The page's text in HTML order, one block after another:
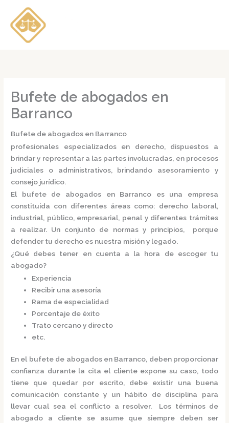
contenido
Bufete de abogados en
Barranco
Bufete de abogados en Barranco
profesionales especializados en derecho, dispuestos a
brindar y representar a las partes involucradas, en procesos
judiciales o administrativos, brindando asesoramiento y
consejo jurídico.
El bufete de abogados en Barranco es una empresa
constituida con diferentes áreas como: derecho laboral,
industrial, público, empresarial, penal y diferentes trámites
a realizar. Un conjunto de normas y principios, porque
defender tu derecho es nuestra misión y legado.
¿Qué debes tener en cuenta a la hora de escoger tu
abogado?
Experiencia
Recibir una asesoría
Rama de especialidad
Porcentaje de éxito
Trato cercano y directo
etc.
En el bufete de abogados en Barranco, deben proporcionar
confianza durante la cita el cliente expone su caso, todo
tiene que quedar por escrito, debe existir una buena
comunicación constante y un hábito de disciplina para
llevar cual sea el conflicto a resolver. Los términos de
abogado a cliente se asume que siempre deben ser